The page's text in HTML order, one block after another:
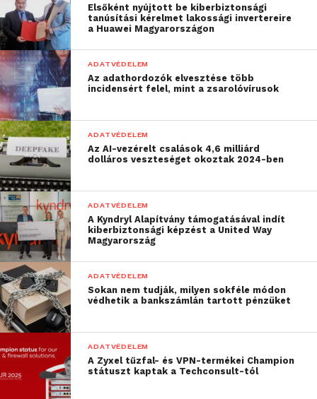
számunkra a
társkeresést. Bárki
megtalálhatja élete
szerelmét online, de
sajnos ott vannak a botok
és a csalók is, akik
prédára lesnek a
társkereső platformokon.
Ezért aztán az online
kommunikáció során sem
szabad megfeledkeznünk
a digitális adatvédelem
alapszabályairól. A
biztonságos online
társkereséshez
mindenkinek azt ajánlom,
hogy ne osszon meg
Elsőként nyújtott be kiberbiztonsági
tanúsítási kérelmet lakossági invertereire
a Huawei Magyarországon
ADATVÉDELEM
Az adathordozók elvesztése több
incidensért felel, mint a zsarolóvírusok
ADATVÉDELEM
Az AI-vezérelt csalások 4,6 milliárd
dolláros veszteséget okoztak 2024-ben
ADATVÉDELEM
A Kyndryl Alapítvány támogatásával indít
kiberbiztonsági képzést a United Way
Magyarország
ADATVÉDELEM
Sokan nem tudják, milyen sokféle módon
védhetik a bankszámlán tartott pénzüket
ADATVÉDELEM
A Zyxel tűzfal- és VPN-termékei Champion
státuszt kaptak a Techconsult-tól